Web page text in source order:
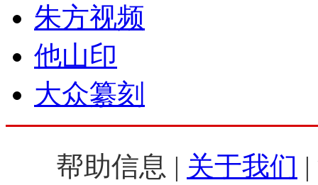
朱方视频
他山印
大众纂刻
帮助信息 | 关于我们